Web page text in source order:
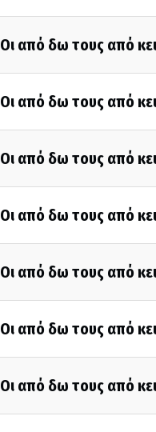
Οι από δω τους από
Οι από δω τους από
Οι από δω τους από
Οι από δω τους από
Οι από δω τους από
Οι από δω τους από
Οι από δω τους από